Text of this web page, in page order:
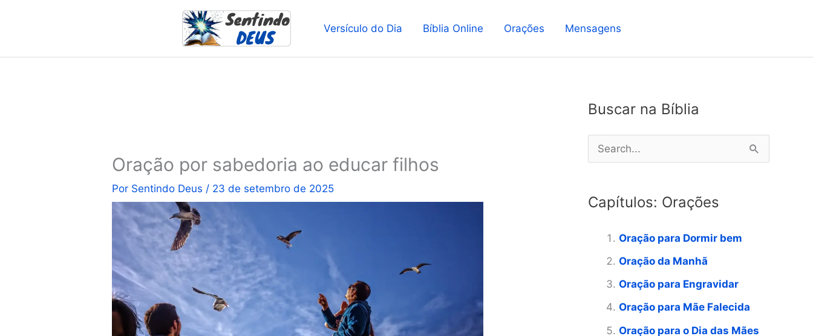
Versículo do Dia Bíblia Online Orações Mensagens
Oração por sabedoria ao educar filhos
Por Sentindo Deus / 23 de setembro de 2025
Buscar na Bíblia
e
q
Capítulos: Orações
Oração para Dormir bem
Oração da Manhã
Oração para Engravidar
Oração para Mãe Falecida
Oração para o Dia das Mães